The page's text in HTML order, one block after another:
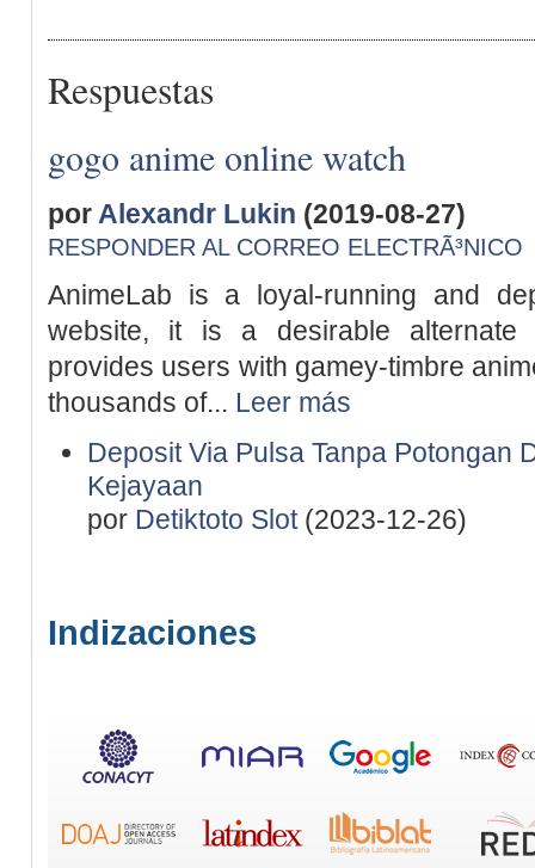
Respuestas
gogo anime online watch
por Alexandr Lukin (2019-08-27)
RESPONDER AL CORREO ELECTRÃ³NICO
AnimeLab is a loyal-running and
website, it is a desirable alternate
provides users with gamey-timbre
thousands of... Leer más
Deposit Via Pulsa Tanpa Potongan
Kejayaan
por Detiktoto Slot(2023-12-26)
Indizaciones